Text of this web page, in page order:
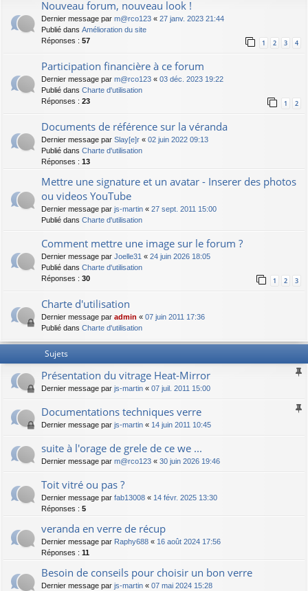
Nouveau forum, nouveau look !
Dernier message par m@rco123 « 27 janv. 2023 21:44
Publié dans Amélioration du site
Réponses : 57 1 2 3 4
Participation financière à ce forum
Dernier message par m@rco123 « 03 déc. 2023 19:22
Publié dans Charte d'utilisation
Réponses : 23 1 2
Documents de référence sur la véranda
Dernier message par Slay[e]r « 02 juin 2022 09:13
Publié dans Charte d'utilisation
Réponses : 13
Mettre une signature et un avatar - Inserer des photos
ou videos YouTube
Dernier message par js-martin « 27 sept. 2011 15:00
Publié dans Charte d'utilisation
Comment mettre une image sur le forum ?
Dernier message par Joelle31 « 24 juin 2026 18:05
Publié dans Charte d'utilisation
Réponses : 30 1 2 3
Charte d'utilisation
Dernier message par admin « 07 juin 2011 17:36
Publié dans Charte d'utilisation
Sujets
Présentation du vitrage Heat-Mirror
Dernier message par js-martin « 07 juil. 2011 15:00
Documentations techniques verre
Dernier message par js-martin « 14 juin 2011 10:45
suite à l'orage de grele de ce we ...
Dernier message par m@rco123 « 30 juin 2026 19:46
Toit vitré ou pas ?
Dernier message par fab13008 « 14 févr. 2025 13:30
Réponses : 5
veranda en verre de récup
Dernier message par Raphy688 « 16 août 2024 17:56
Réponses : 11
Besoin de conseils pour choisir un bon verre
Dernier message par js-martin « 07 mai 2024 15:28